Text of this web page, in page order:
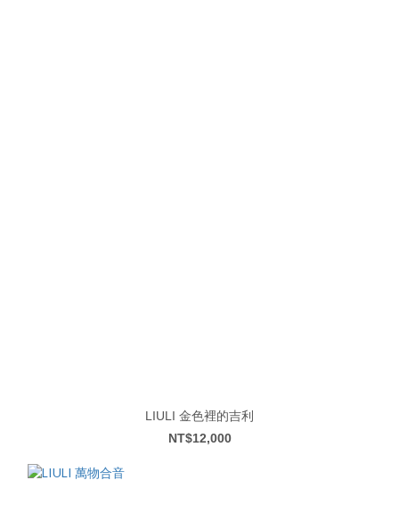
LIULI 金色裡的吉利
NT$12,000